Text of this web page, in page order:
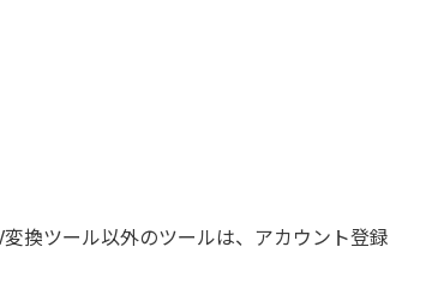
換ツール以外のツールは、アカウント登録